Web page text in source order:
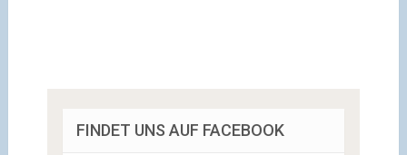
FINDET UNS AUF FACEBOOK